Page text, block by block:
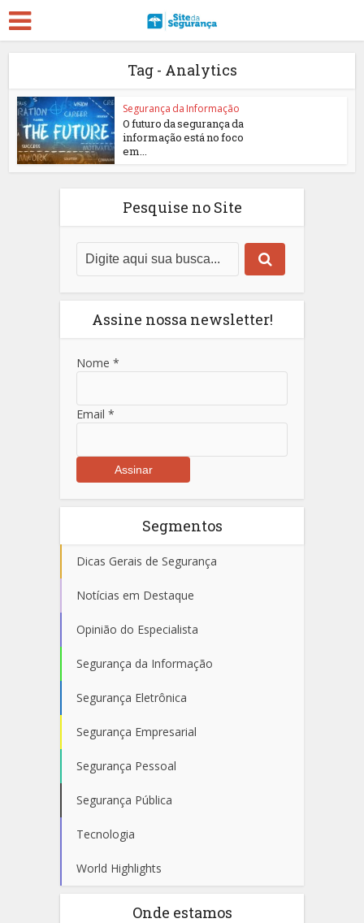
Tag - Analytics
Segurança da Informação
O futuro da segurança da
informação está no foco
em...
Pesquise no Site
Assine nossa newsletter!
Nome *
Email *
Segmentos
Dicas Gerais de Segurança
Notícias em Destaque
Opinião do Especialista
Segurança da Informação
Segurança Eletrônica
Segurança Empresarial
Segurança Pessoal
Segurança Pública
Tecnologia
World Highlights
Onde estamos